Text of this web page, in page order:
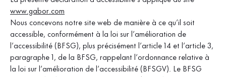
www.gabor.com
Nous concevons notre site web de manière à ce qu’il soit
accessible, conformément à la loi sur l’amélioration de
l’accessibilité (BFSG), plus précisément l’article 14 et l’article 3,
paragraphe 1, de la BFSG, rappelant l’ordonnance relative à
la loi sur l’amélioration de l’accessibilité (BFSGV). Le BFSG